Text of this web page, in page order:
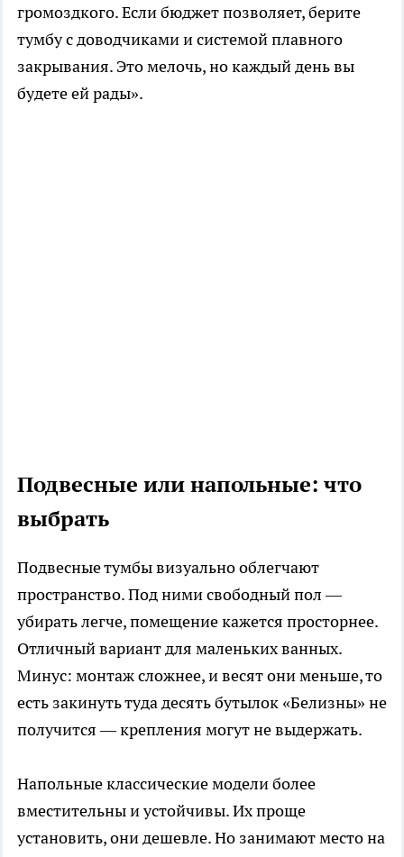
громоздкого. Если бюджет позволяет, берите
тумбу с доводчиками и системой плавного
закрывания. Это мелочь, но каждый день вы
будете ей рады».
Подвесные или напольные: что
выбрать
Подвесные тумбы визуально облегчают
пространство. Под ними свободный пол —
убирать легче, помещение кажется просторнее.
Отличный вариант для маленьких ванных.
Минус: монтаж сложнее, и весят они меньше, то
есть закинуть туда десять бутылок «Белизны» не
получится — крепления могут не выдержать.
Напольные классические модели более
вместительны и устойчивы. Их проще
установить, они дешевле. Но занимают место на